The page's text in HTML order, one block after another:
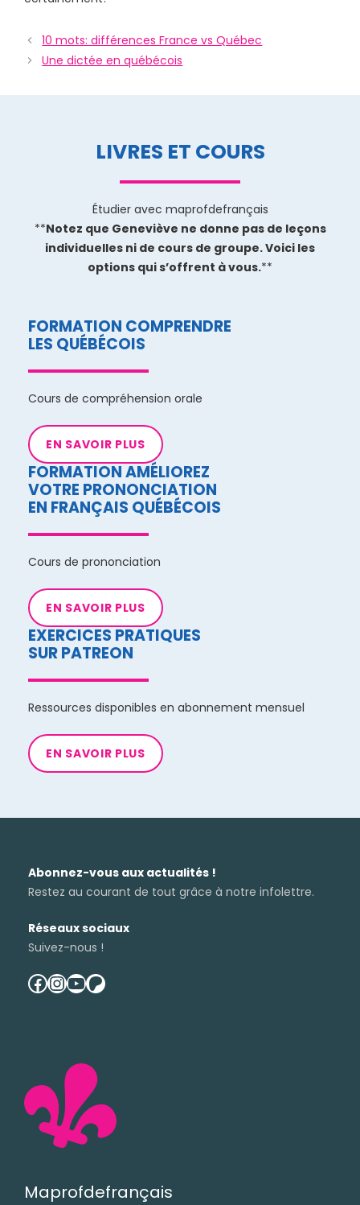
10 mots: différences France vs Québec
Une dictée en québécois
LIVRES ET COURS
Étudier avec maprofdefrançais
**Notez que Geneviève ne donne pas de leçons
individuelles ni de cours de groupe. Voici les
options qui s’offrent à vous.**
FORMATION COMPRENDRE
LES QUÉBÉCOIS
Cours de compréhension orale
EN SAVOIR PLUS
FORMATION AMÉLIOREZ
VOTRE PRONONCIATION
EN FRANÇAIS QUÉBÉCOIS
Cours de prononciation
EN SAVOIR PLUS
EXERCICES PRATIQUES
SUR PATREON
Ressources disponibles en abonnement mensuel
EN SAVOIR PLUS
Abonnez-vous aux actualités !
Restez au courant de tout grâce à notre infolettre.
Réseaux sociaux
Suivez-nous !
facebook
instagram
youtube
patreon
Maprofdefrançais